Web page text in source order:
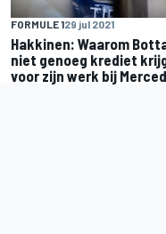
FORMULE 129 jul 2021
Hakkinen: Waarom
niet genoeg krediet
voor zijn werk bij